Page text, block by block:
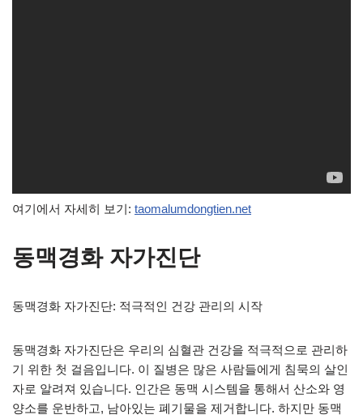
여기에서 자세히 보기: taomalumdongtien.net
동맥경화 자가진단
동맥경화 자가진단: 적극적인 건강 관리의 시작
동맥경화 자가진단은 우리의 심혈관 건강을 적극적으로 관리하
기 위한 첫 걸음입니다. 이 질병은 많은 사람들에게 침묵의 살인
자로 알려져 있습니다. 인간은 동맥 시스템을 통해서 산소와 영
양소를 운반하고, 남아있는 폐기물을 제거합니다. 하지만 동맥